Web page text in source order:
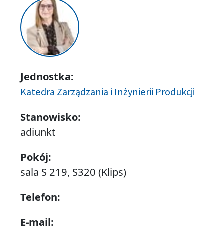
Jednostka:
Katedra Zarządzania i Inżynierii Produkcji
Stanowisko:
adiunkt
Pokój:
sala S 219, S320 (Klips)
Telefon:
E-mail: